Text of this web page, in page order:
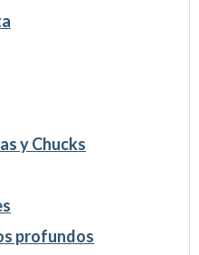
y Chucks
profundos